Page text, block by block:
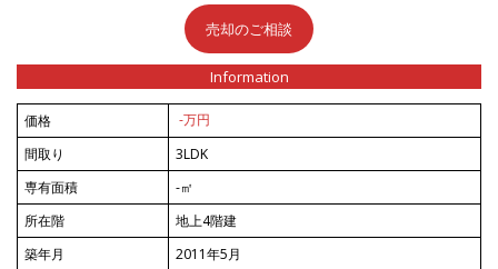
売却のご相談
Information
価格
-万円
間取り
3LDK
専有面積
-㎡
所在階
地上4階建
築年月
2011年5月